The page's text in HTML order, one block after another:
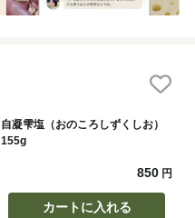
自凝雫塩（おのころしずくしお）
155g
850 円
カートに入れる